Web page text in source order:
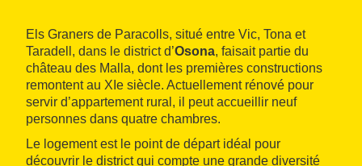
Els Graners de Paracolls, situé entre Vic, Tona et
Taradell, dans le district d’Osona, faisait partie du
château des Malla, dont les premières constructions
remontent au XIe siècle. Actuellement rénové pour
servir d’appartement rural, il peut accueillir neuf
personnes dans quatre chambres.
Le logement est le point de départ idéal pour
découvrir le district qui compte une grande diversité